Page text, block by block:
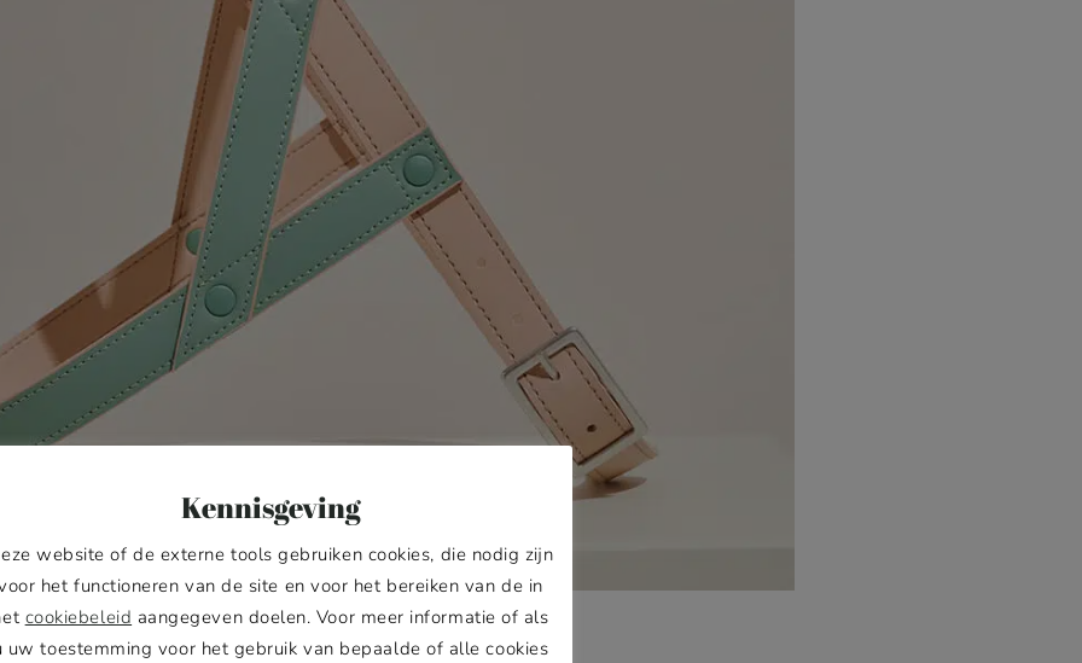
Kennisgeving
website of de externe tools gebruiken cookies, die nodig zijn
het functioneren van de site en voor het bereiken van de in
cookiebeleid aangegeven doelen. Voor meer informatie of als
uw toestemming voor het gebruik van bepaalde of alle cookies